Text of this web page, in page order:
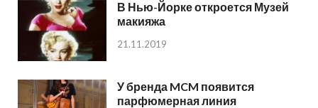
В Нью-Йорке откроется Музей
макияжа
21.11.2019
У бренда MCM появится
парфюмерная линия